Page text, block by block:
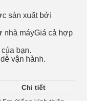
sản xuất bởi
nhà máyGiá cả hợp
bạn.
vận hành.
Chi tiết